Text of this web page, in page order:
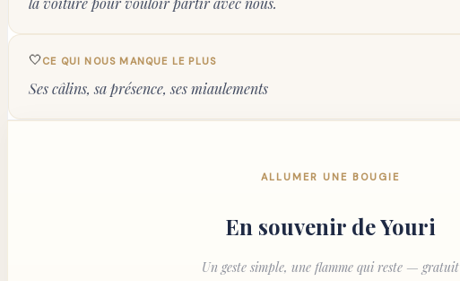
🤍CE QUI NOUS MANQUE LE PLUS
Ses câlins, sa présence, ses miaulements
ALLUMER UNE BOUGIE
En souvenir deYouri
Un geste simple, une flamme qui reste — gratuit